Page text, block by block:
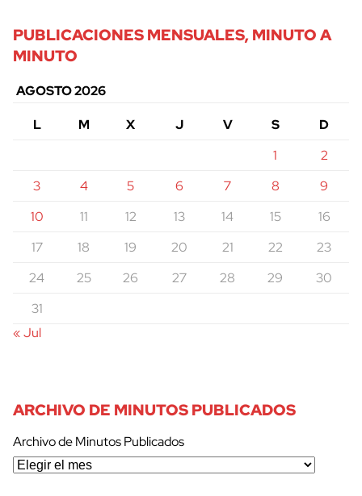
PUBLICACIONES MENSUALES, MINUTO A
MINUTO
AGOSTO 2026
L
M X J V S
D
1
2
3
4 5 6 7 8
9
10
11 12 13 14 15
16
17
18 19 20 21 22
23
24
25 26 27 28 29
30
31
« Jul
ARCHIVO DE MINUTOS PUBLICADOS
Archivo de Minutos Publicados